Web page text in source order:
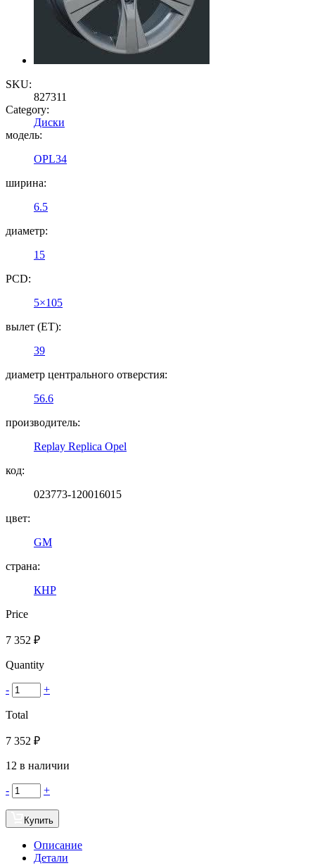
SKU:
827311
Category:
Диски
модель:
OPL34
ширина:
6.5
диаметр:
15
PCD:
5×105
вылет (ET):
39
диаметр центрального отверстия:
56.6
производитель:
Replay Replica Opel
код:
023773-120016015
цвет:
GM
страна:
КНР
Price
7 352 ₽
Quantity
- +
Total
7 352 ₽
12 в наличии
- +
Купить
Описание
Детали